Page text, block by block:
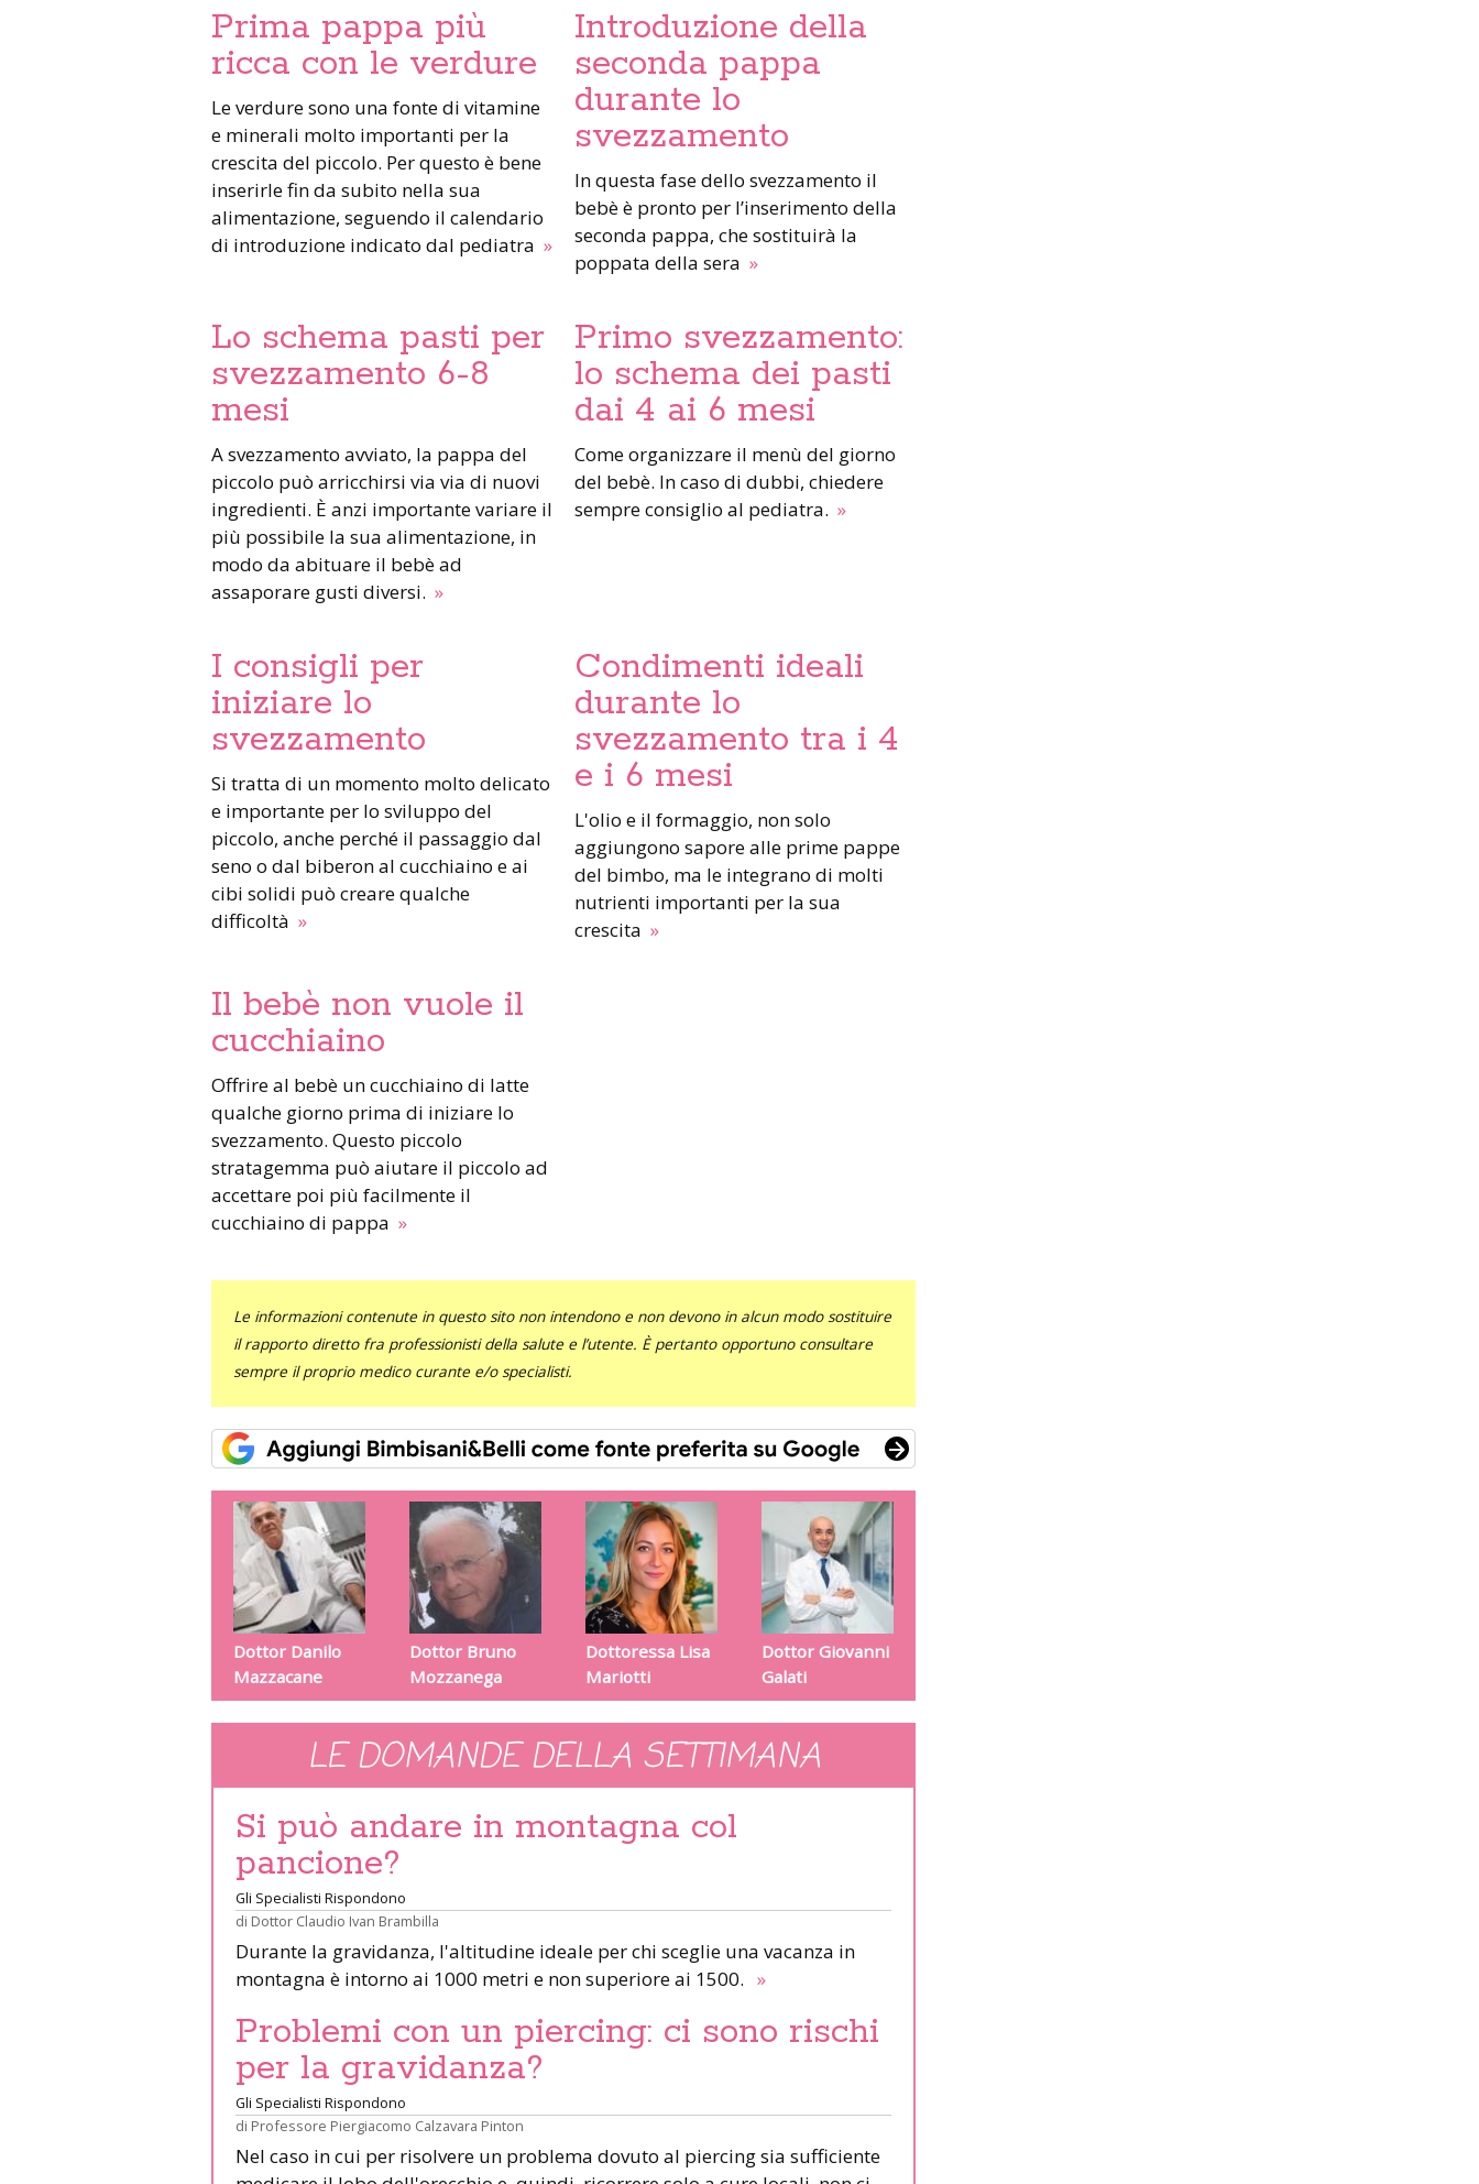
Prima pappa più
ricca con le verdure
Le verdure sono una fonte di vitamine
e minerali molto importanti per la
crescita del piccolo. Per questo è bene
inserirle fin da subito nella sua
alimentazione, seguendo il calendario
di introduzione indicato dal pediatra »
Introduzione della
seconda pappa
durante lo
svezzamento
In questa fase dello svezzamento il
bebè è pronto per l’inserimento della
seconda pappa, che sostituirà la
poppata della sera »
Lo schema pasti per
svezzamento 6-8
mesi
A svezzamento avviato, la pappa del
piccolo può arricchirsi via via di nuovi
ingredienti. È anzi importante variare il
più possibile la sua alimentazione, in
modo da abituare il bebè ad
assaporare gusti diversi. »
Primo svezzamento:
lo schema dei pasti
dai 4 ai 6 mesi
Come organizzare il menù del giorno
del bebè. In caso di dubbi, chiedere
sempre consiglio al pediatra. »
I consigli per
iniziare lo
svezzamento
Si tratta di un momento molto delicato
e importante per lo sviluppo del
piccolo, anche perché il passaggio dal
seno o dal biberon al cucchiaino e ai
cibi solidi può creare qualche
difficoltà »
Condimenti ideali
durante lo
svezzamento tra i 4
e i 6 mesi
L'olio e il formaggio, non solo
aggiungono sapore alle prime pappe
del bimbo, ma le integrano di molti
nutrienti importanti per la sua
crescita »
Il bebè non vuole il
cucchiaino
Offrire al bebè un cucchiaino di latte
qualche giorno prima di iniziare lo
svezzamento. Questo piccolo
stratagemma può aiutare il piccolo ad
accettare poi più facilmente il
cucchiaino di pappa »
Le informazioni contenute in questo sito non intendono e non devono in alcun modo sostituire
il rapporto diretto fra professionisti della salute e l’utente. È pertanto opportuno consultare
sempre il proprio medico curante e/o specialisti.
Dottor Danilo
Mazzacane
Dottor Bruno
Mozzanega
Dottoressa Lisa
Mariotti
Dottor Giovanni
Galati
LE DOMANDE DELLA SETTIMANA
Si può andare in montagna col
pancione?
Gli Specialisti Rispondono
di Dottor Claudio Ivan Brambilla
Durante la gravidanza, l'altitudine ideale per chi sceglie una vacanza in
montagna è intorno ai 1000 metri e non superiore ai 1500. »
Problemi con un piercing: ci sono rischi
per la gravidanza?
Gli Specialisti Rispondono
di Professore Piergiacomo Calzavara Pinton
Nel caso in cui per risolvere un problema dovuto al piercing sia sufficiente